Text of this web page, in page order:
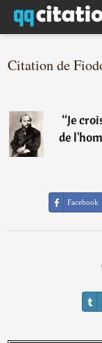
Citation de
“Je
de
Facebook